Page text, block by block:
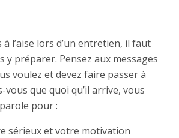
à l’aise lors d’un entretien, il faut
y préparer. Pensez aux messages
voulez et devez faire passer à
vous que quoi qu’il arrive, vous
pour :
sérieux et votre motivation